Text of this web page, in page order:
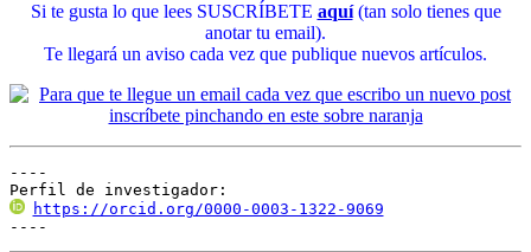
Si te gusta lo que lees SUSCRÍBETE aquí(tan solo tienes que
anotar tu email).
Te llegará un aviso cada vez que publique nuevos artículos.
----
Perfil de investigador:
https://orcid.org/0000-0003-1322-9069
----